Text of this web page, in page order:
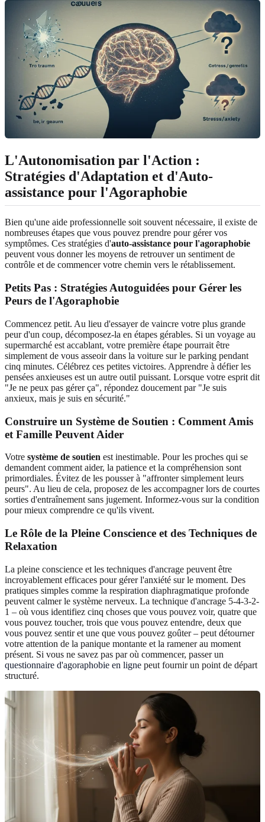
L'Autonomisation par l'Action :
Stratégies d'Adaptation et d'Auto-
assistance pour l'Agoraphobie
Bien qu'une aide professionnelle soit souvent nécessaire, il existe de
nombreuses étapes que vous pouvez prendre pour gérer vos
symptômes. Ces stratégies d'auto-assistance pour l'agoraphobie
peuvent vous donner les moyens de retrouver un sentiment de
contrôle et de commencer votre chemin vers le rétablissement.
Petits Pas : Stratégies Autoguidées pour Gérer les
Peurs de l'Agoraphobie
Commencez petit. Au lieu d'essayer de vaincre votre plus grande
peur d'un coup, décomposez-la en étapes gérables. Si un voyage au
supermarché est accablant, votre première étape pourrait être
simplement de vous asseoir dans la voiture sur le parking pendant
cinq minutes. Célébrez ces petites victoires. Apprendre à défier les
pensées anxieuses est un autre outil puissant. Lorsque votre esprit dit
"Je ne peux pas gérer ça", répondez doucement par "Je suis
anxieux, mais je suis en sécurité."
Construire un Système de Soutien : Comment Amis
et Famille Peuvent Aider
Votre système de soutien est inestimable. Pour les proches qui se
demandent comment aider, la patience et la compréhension sont
primordiales. Évitez de les pousser à "affronter simplement leurs
peurs". Au lieu de cela, proposez de les accompagner lors de courtes
sorties d'entraînement sans jugement. Informez-vous sur la condition
pour mieux comprendre ce qu'ils vivent.
Le Rôle de la Pleine Conscience et des Techniques de
Relaxation
La pleine conscience et les techniques d'ancrage peuvent être
incroyablement efficaces pour gérer l'anxiété sur le moment. Des
pratiques simples comme la respiration diaphragmatique profonde
peuvent calmer le système nerveux. La technique d'ancrage 5-4-3-2-
1 – où vous identifiez cinq choses que vous pouvez voir, quatre que
vous pouvez toucher, trois que vous pouvez entendre, deux que
vous pouvez sentir et une que vous pouvez goûter – peut détourner
votre attention de la panique montante et la ramener au moment
présent. Si vous ne savez pas par où commencer, passer un
questionnaire d'agoraphobie en ligne peut fournir un point de départ
structuré.